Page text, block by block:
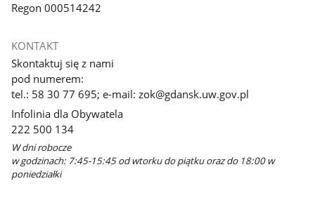
Regon 000514242
KONTAKT
Skontaktuj się z nami
pod numerem:
tel.: 58 30 77 695; e-mail: zok@gdansk.uw.gov.pl
Infolinia dla Obywatela
222 500 134
W dni robocze
w godzinach: 7:45-15:45 od wtorku do piątku oraz do 18:00 w
poniedziałki